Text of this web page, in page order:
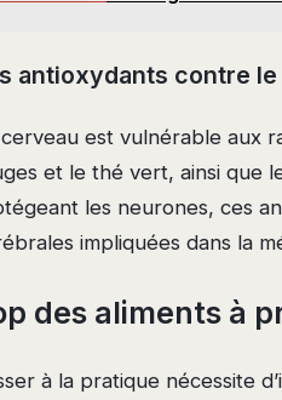
antioxydants contre
est vulnérable aux
et le thé vert, ainsi que
les neurones, ces
impliquées dans la
des aliments à
à la pratique nécessite